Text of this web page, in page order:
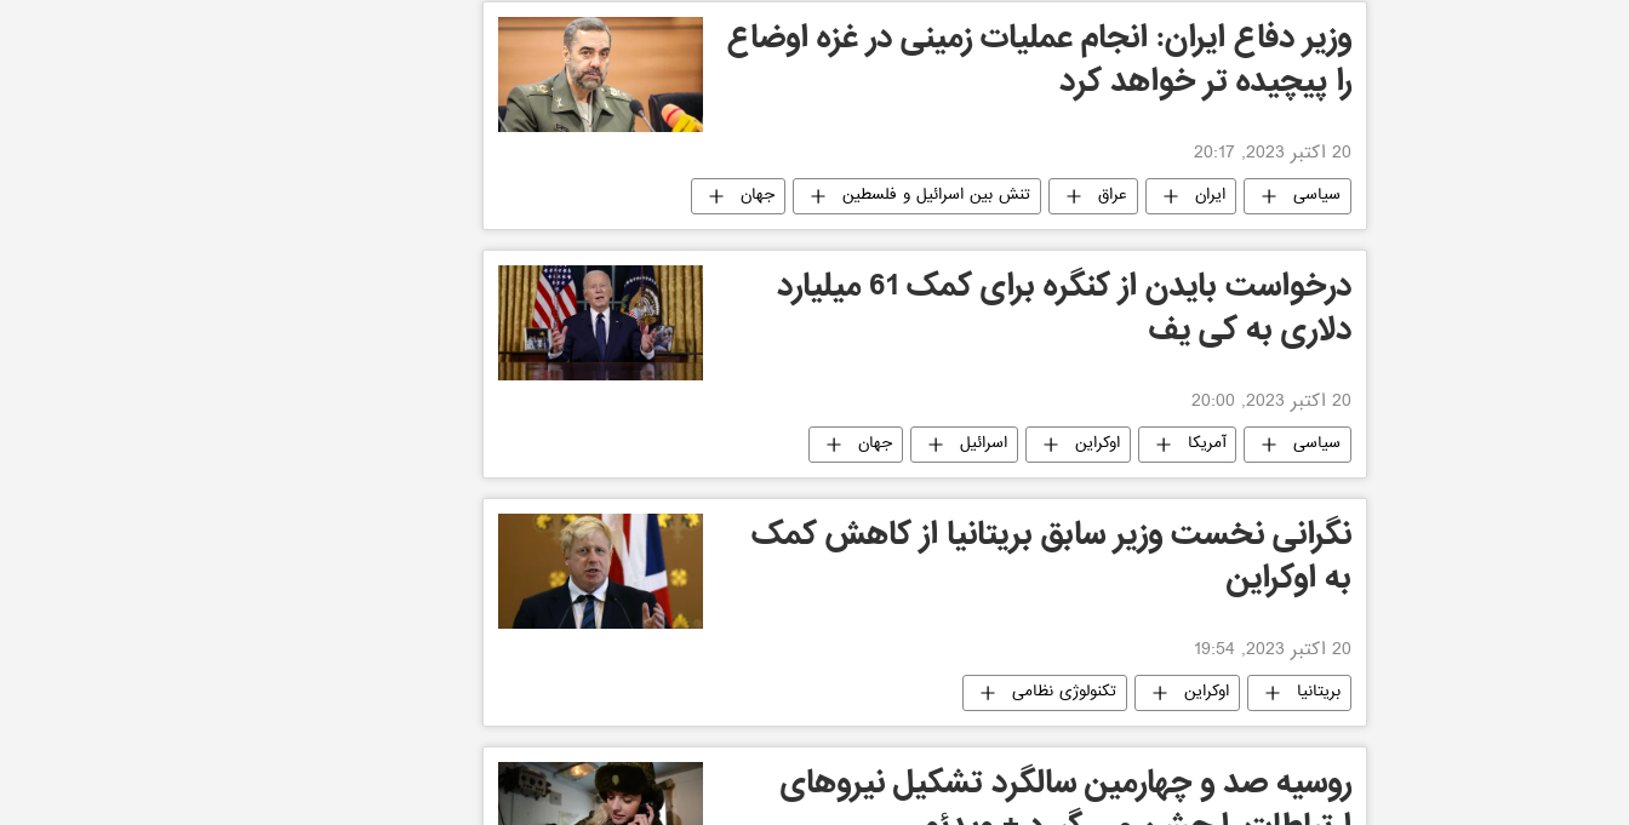
وزیر دفاع ایران: انجام عملیات زمینی در غزه اوضاع
را پیچیده تر خواهد کرد
20 اکتبر 2023, 20:17
سیاسی ایران عراق تنش بین اسرائیل و فلسطین جهان
درخواست بایدن از کنگره برای کمک 61 میلیارد
دلاری به کی یف
20 اکتبر 2023, 20:00
سیاسی آمریکا اوکراین اسرائیل جهان
نگرانی نخست وزیر سابق بریتانیا از کاهش کمک
به اوکراین
20 اکتبر 2023, 19:54
بریتانیا اوکراین تکنولوژی نظامی
روسیه صد و چهارمین سالگرد تشکیل نیروهای